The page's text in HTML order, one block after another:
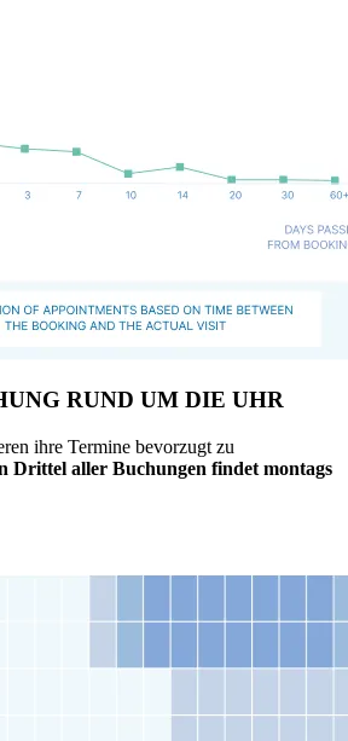
RUND UM DIE UHR
ihre Termine bevorzugt zu
Drittel aller Buchungen findet montags